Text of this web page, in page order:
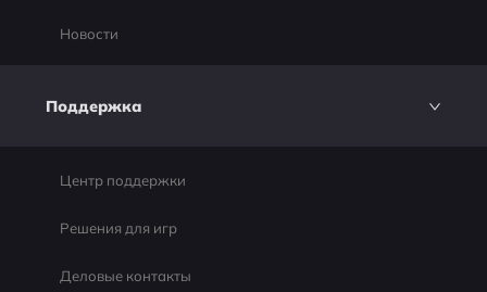
Новости
Поддержка
Центр поддержки
Решения для игр
Деловые контакты